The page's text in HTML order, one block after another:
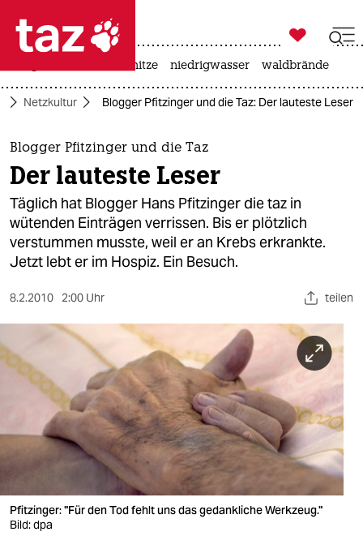
 taz zahl ich
taz zahl ich
themen
politik
öko
gesellschaft
kultur
sport
berlin
nord
wahrheit
verlag
verlag

taz zahl ich
hitze niedrigwasser waldbrände
Netzkultur Blogger Pfitzinger und die Taz: Der lauteste Leser
Blogger Pfitzinger und die Taz
Der lauteste Leser
Täglich hat Blogger Hans Pfitzinger die taz in
wütenden Einträgen verrissen. Bis er plötzlich
verstummen musste, weil er an Krebs erkrankte.
Jetzt lebt er im Hospiz. Ein Besuch.
8.2.2010 2:00 Uhr teilen
Pfitzinger: "Für den Tod fehlt uns das gedankliche Werkzeug."
Bild: dpa